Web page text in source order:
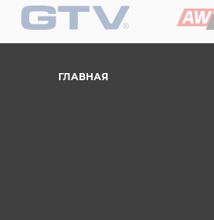
ГЛАВНАЯ